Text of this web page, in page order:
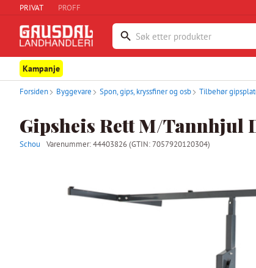
PRIVAT PROFF
Kampanje
Forsiden Byggevare Spon, gips, kryssfiner og osb Tilbehør
Gipsheis Rett M/Tannhjul
Schou Varenummer:44403826(GTIN: 7057920120304)